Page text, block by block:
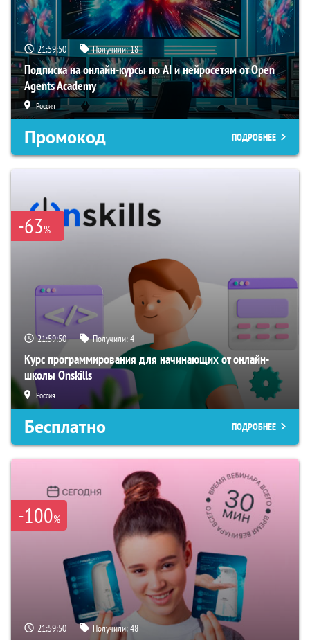
21:59:49 Получили:18
Подписка на онлайн-курсы по AI и нейросетям от Open
Agents Academy
Россия
Промокод ПОДРОБНЕЕ
-63%
21:59:49 Получили:4
Курс программирования для начинающих от онлайн-
школы Onskills
Россия
Бесплатно ПОДРОБНЕЕ
-100%
21:59:49 Получили:48